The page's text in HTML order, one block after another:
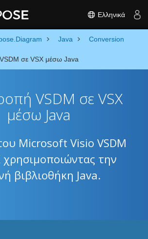
Ελληνικά
Java Conversion
σε VSX μέσω Java
VSDM σε VSX
μέσω Java
Microsoft Visio VSDM
χρησιμοποιώντας την
βιβλιοθήκη Java.